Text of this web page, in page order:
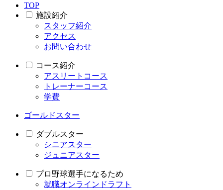
TOP
施設紹介
スタッフ紹介
アクセス
お問い合わせ
コース紹介
アスリートコース
トレーナーコース
学費
ゴールドスター
ダブルスター
シニアスター
ジュニアスター
プロ野球選手になるため
就職オンラインドラフト